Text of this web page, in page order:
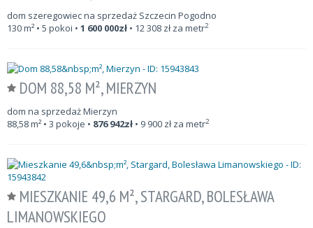
dom szeregowiec na sprzedaż Szczecin Pogodno
130m² • 5 pokoi • 1 600 000zł • 12 308 zł za metr2
DOM 88,58 M², MIERZYN
dom na sprzedaż Mierzyn
88,58m² • 3 pokoje • 876 942zł • 9 900 zł za metr2
MIESZKANIE 49,6 M², STARGARD, BOLESŁAWA
LIMANOWSKIEGO